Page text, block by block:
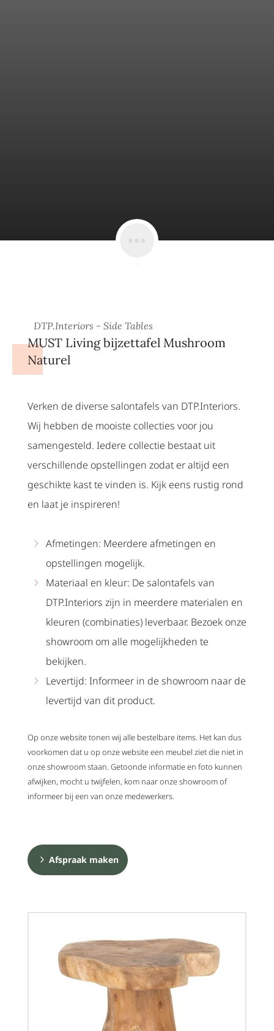
DTP.Interiors - Side Tables
MUST Living bijzettafel Mushroom
Naturel
Verken de diverse salontafels van DTP.Interiors.
Wij hebben de mooiste collecties voor jou
samengesteld. Iedere collectie bestaat uit
verschillende opstellingen zodat er altijd een
geschikte kast te vinden is. Kijk eens rustig rond
en laat je inspireren!
Afmetingen: Meerdere afmetingen en
opstellingen mogelijk.
Materiaal en kleur: De salontafels van
DTP.Interiors zijn in meerdere materialen en
kleuren (combinaties) leverbaar. Bezoek onze
showroom om alle mogelijkheden te
bekijken.
Levertijd: Informeer in de showroom naar de
levertijd van dit product.
Op onze website tonen wij alle bestelbare items. Het kan dus
voorkomen dat u op onze website een meubel ziet die niet in
onze showroom staan. Getoonde informatie en foto kunnen
afwijken, mocht u twijfelen, kom naar onze showroom of
informeer bij een van onze medewerkers.
Afspraak maken